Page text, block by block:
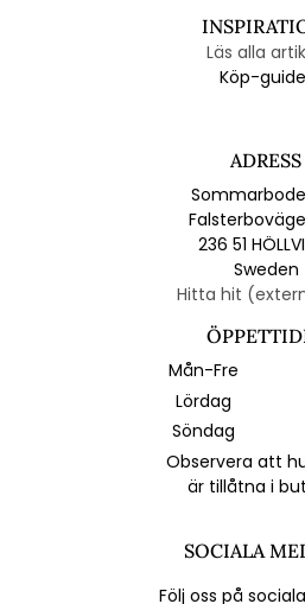
Läs alla
Köp-
ADRESS
236 51
Sweden
Hitta hit
Mån-Fre
Lördag
Söndag
Observera att
är tillåtna i
SOCIALA
Följ oss på